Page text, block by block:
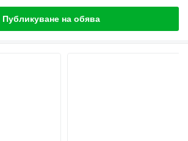
Публикуване на обява